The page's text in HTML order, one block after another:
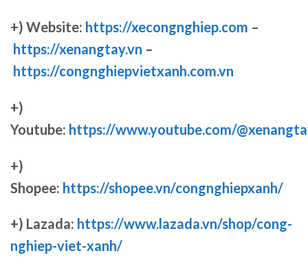
+) Website: https://xecongnghiep.com –
https://xenangtay.vn –
https://congnghiepvietxanh.com.vn
+)
Youtube: https://www.youtube.com/
+)
Shopee: https://shopee.vn/congnghiepxanh/
+) Lazada: https://www.lazada.vn/shop/cong-
nghiep-viet-xanh/